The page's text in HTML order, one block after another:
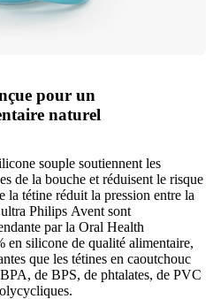
pour un
naturel
souple soutiennent les
de la bouche et réduisent le risque
tétine réduit la pression entre la
Philips Avent sont
par la Oral Health
en silicone de qualité alimentaire,
que les tétines en caoutchouc
de BPS, de phtalates, de PVC